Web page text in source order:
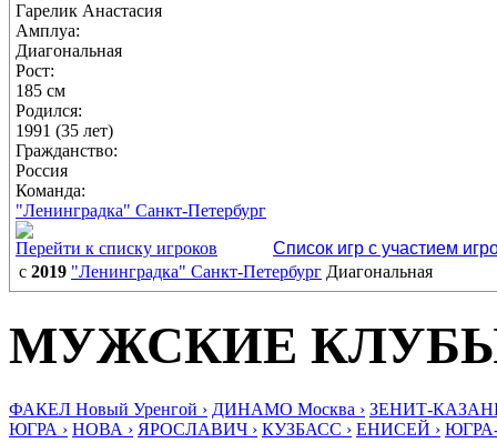
Гарелик Анастасия
Амплуа:
Диагональная
Рост:
185 см
Родился:
1991 (35 лет)
Гражданство:
Россия
Команда:
"Ленинградка" Санкт-Петербург
Перейти к списку игроков
Список игр с участием
с 2019 "Ленинградка" Санкт-Петербург Диагональная
МУЖСКИЕ
ФАКЕЛ Новый Уренгой › ДИНАМО Москва › ЗЕНИТ-
ЮГРА › НОВА › ЯРОСЛАВИЧ › КУЗБАСС › ЕНИСЕЙ ›